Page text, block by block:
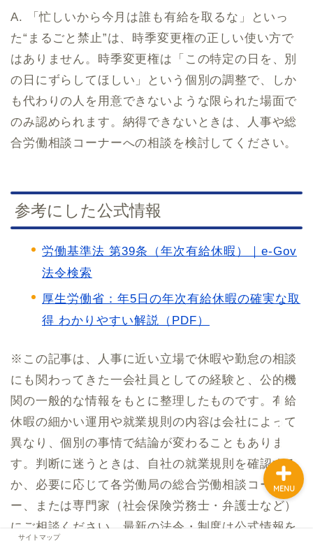
A. 「忙しいから今月は誰も有給を取るな」といっ
た“まるごと禁止”は、時季変更権の正しい使い方で
はありません。時季変更権は「この特定の日を、別
の日にずらしてほしい」という個別の調整で、しか
も代わりの人を用意できないような限られた場面で
のみ認められます。納得できないときは、人事や総
合労働相談コーナーへの相談を検討してください。
参考にした公式情報
労働基準法 第39条（年次有給休暇）｜e-Gov
法令検索
厚生労働省：年5日の年次有給休暇の確実な取
得 わかりやすい解説（PDF）
※この記事は、人事に近い立場で休暇や勤怠の相談
にも関わってきた一会社員としての経験と、公的機
関の一般的な情報をもとに整理したものです。有給
休暇の細かい運用や就業規則の内容は会社によって
異なり、個別の事情で結論が変わることもありま
す。判断に迷うときは、自社の就業規則を確認する
か、必要に応じて各労働局の総合労働相談コーナ
ー、または専門家（社会保険労務士・弁護士など）
にご相談ください。最新の法令・制度は公式情報を
サイトマップ
MENU
ホーム
お問い合わせ
サイトマップ